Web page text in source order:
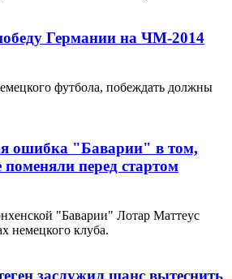
Германии на ЧМ-2014
футбола, побеждать должны
ошибка "Баварии" в том,
поменяли перед стартом
"Баварии" Лотар Маттеус
немецкого клуба.